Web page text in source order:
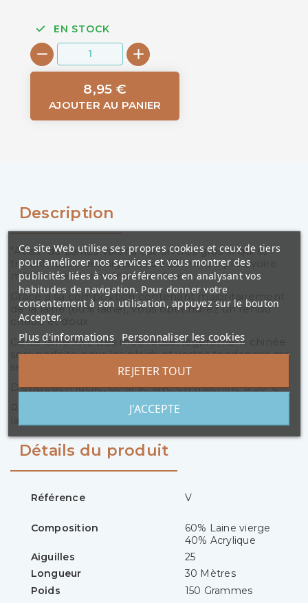
EN STOCK
8,95 €
AJOUTER AU PANIER
Description
“Atlas” de Laines Valeria est un très gros fil qui se
travaille avec des aiguilles de 25mm ou plus, voire
même avec les mains et les bras.
Grâce à sa composition contenant majoritairement
de la laine (60% laine), vous obtiendrez un rendu
chaud et doux.
Cette laine XXL très moelleuse, légèrement chinée
sera parfaite pour les plaids et vestes tendances qui
se tricotent en un rien de temps.
D’entretien facile, ce fil se lave en machine à 30°C.
Retrouvez sur cette page les modèles réalisés avec
Détails du produit
Référence V
Composition
60% Laine vierge
40% Acrylique
Aiguilles
25
Longueur
30 Mètres
Poids
150 Grammes
Ce site Web utilise ses propres cookies et ceux de tiers
pour améliorer nos services et vous montrer des
publicités liées à vos préférences en analysant vos
habitudes de navigation. Pour donner votre
consentement à son utilisation, appuyez sur le bouton
Accepter.
Plus d'informations Personnaliser les cookies
REJETER TOUT
J'ACCEPTE